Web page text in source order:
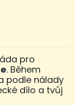
pro
. Během
podle nálady
dílo a tvůj